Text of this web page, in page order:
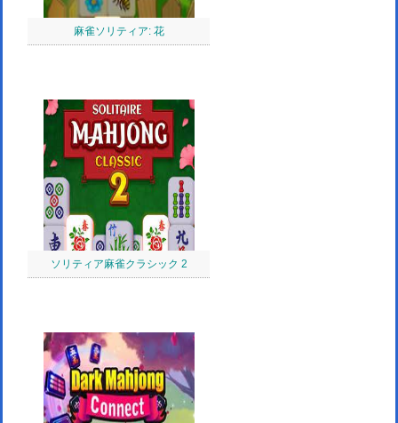
麻雀ソリティア: 花
ソリティア麻雀クラシック 2